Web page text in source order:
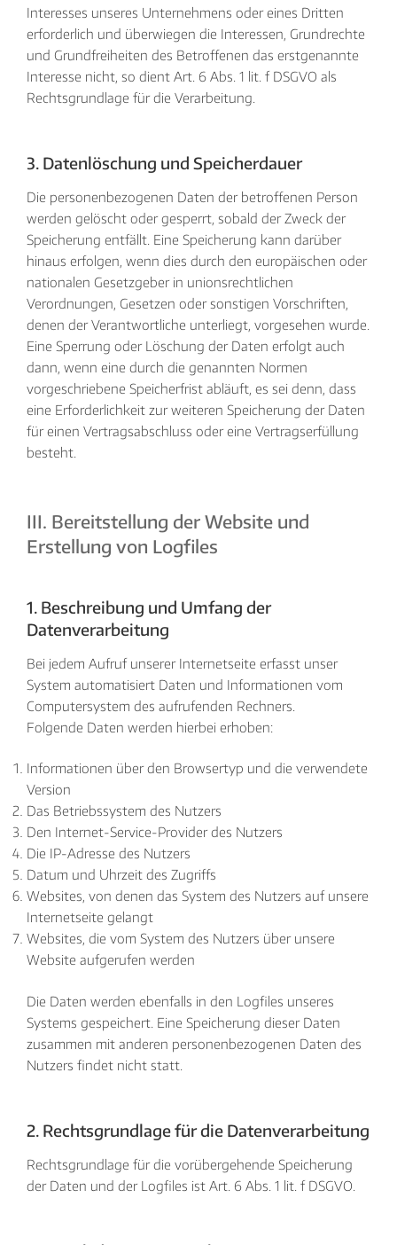
Interesses unseres Unternehmens oder eines Dritten
erforderlich und überwiegen die Interessen, Grundrechte
und Grundfreiheiten des Betroffenen das erstgenannte
Interesse nicht, so dient Art. 6 Abs. 1 lit. f DSGVO als
Rechtsgrundlage für die Verarbeitung.
3. Datenlöschung und Speicherdauer
Die personenbezogenen Daten der betroffenen Person
werden gelöscht oder gesperrt, sobald der Zweck der
Speicherung entfällt. Eine Speicherung kann darüber
hinaus erfolgen, wenn dies durch den europäischen oder
nationalen Gesetzgeber in unionsrechtlichen
Verordnungen, Gesetzen oder sonstigen Vorschriften,
denen der Verantwortliche unterliegt, vorgesehen wurde.
Eine Sperrung oder Löschung der Daten erfolgt auch
dann, wenn eine durch die genannten Normen
vorgeschriebene Speicherfrist abläuft, es sei denn, dass
eine Erforderlichkeit zur weiteren Speicherung der Daten
für einen Vertragsabschluss oder eine Vertragserfüllung
besteht.
III. Bereitstellung der Website und
Erstellung von Logfiles
1. Beschreibung und Umfang der
Datenverarbeitung
Bei jedem Aufruf unserer Internetseite erfasst unser
System automatisiert Daten und Informationen vom
Computersystem des aufrufenden Rechners.
Folgende Daten werden hierbei erhoben:
Informationen über den Browsertyp und die verwendete
Version
Das Betriebssystem des Nutzers
Den Internet-Service-Provider des Nutzers
Die IP-Adresse des Nutzers
Datum und Uhrzeit des Zugriffs
Websites, von denen das System des Nutzers auf unsere
Internetseite gelangt
Websites, die vom System des Nutzers über unsere
Website aufgerufen werden
Die Daten werden ebenfalls in den Logfiles unseres
Systems gespeichert. Eine Speicherung dieser Daten
zusammen mit anderen personenbezogenen Daten des
Nutzers findet nicht statt.
2. Rechtsgrundlage für die Datenverarbeitung
Rechtsgrundlage für die vorübergehende Speicherung
der Daten und der Logfiles ist Art. 6 Abs. 1 lit. f DSGVO.